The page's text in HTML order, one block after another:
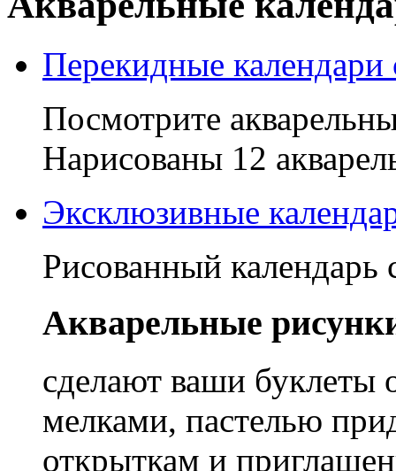
Перекидные календари
Посмотрите
Нарисованы 12
Эксклюзивные
Рисованный календарь
Акварельные
сделают ваши буклеты
мелками, пастелью
открыткам и